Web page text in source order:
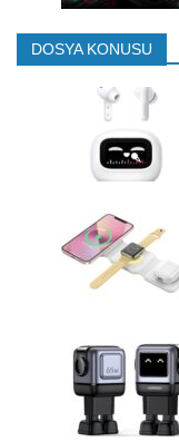
DOSYA KONUSU